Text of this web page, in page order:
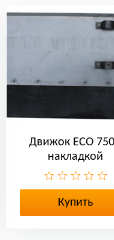
Движок ЕСО
накладкой
Купить